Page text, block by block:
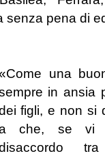
senza pena di
una
in ansia
figli, e non si
che, se vi